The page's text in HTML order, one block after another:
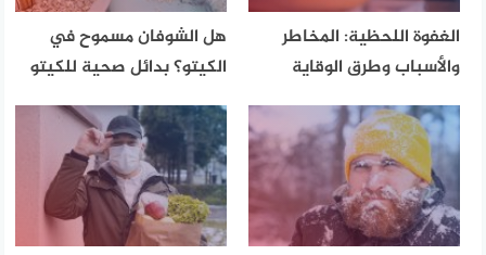
الغفوة اللحظية: المخاطر
والأسباب وطرق الوقاية
هل الشوفان مسموح في
الكيتو؟ بدائل صحية للكيتو